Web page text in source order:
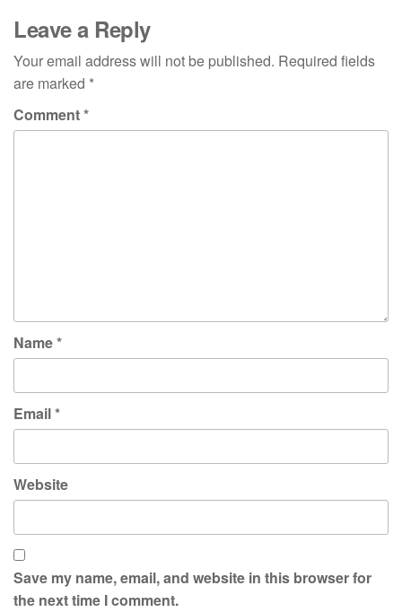
Leave a Reply
Your email address will not be published. Required fields
are marked *
Comment*
Name*
Email*
Website
Save my name, email, and website in this browser for
the next time I comment.